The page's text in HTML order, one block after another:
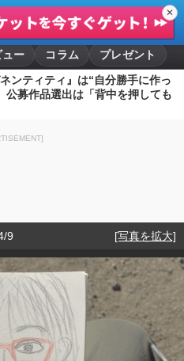
✕
ュー コラム
プレゼント
ンティティ』は“自分勝手に作っ
公募作品選出は「背中を押しても
9 [写真を拡大]